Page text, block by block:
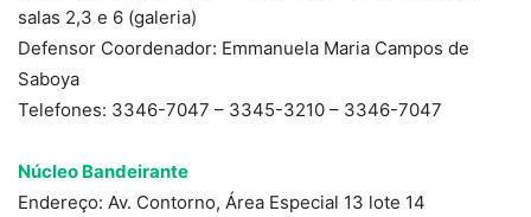
salas 2,3 e 6 (galeria)
Defensor Coordenador: Emmanuela Maria Campos de
Saboya
Telefones: 3346-7047 – 3345-3210 – 3346-7047
Núcleo Bandeirante
Endereço: Av. Contorno, Área Especial 13 lote 14